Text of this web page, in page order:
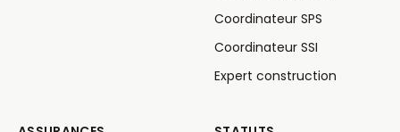
Coordinateur SPS
Coordinateur SSI
Expert construction